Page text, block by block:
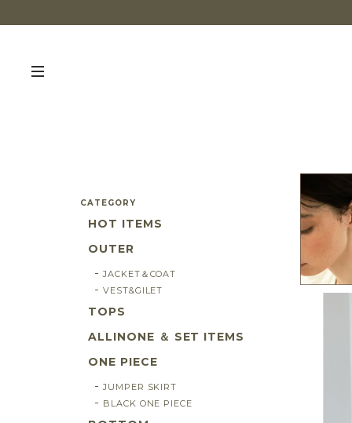
CATEGORY
HOT ITEMS
OUTER
JACKET＆COAT
VEST&GILET
TOPS
ALLINONE ＆ SET ITEMS
ONE PIECE
JUMPER SKIRT
BLACK ONE PIECE